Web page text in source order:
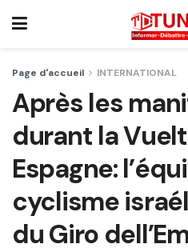
Page d'accueil INTERNATIONAL
Après les
durant la
Espagne:
cyclisme
du Giro